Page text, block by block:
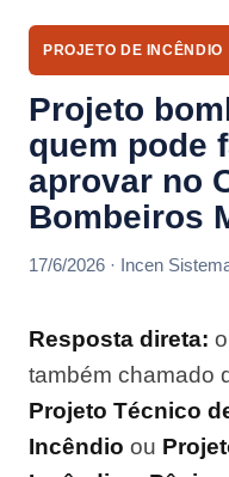
PROJETO DE INCÊNDIO
Projeto
quem pode
aprovar no
Bombeiros
17/6/2026 · Incen
Resposta direta: o
também chamado
Projeto Técnico
Incêndio ou